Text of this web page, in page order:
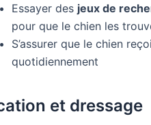
Essayer des jeux de
pour que le chien les
S’assurer que le chien
quotidiennement
et dressage